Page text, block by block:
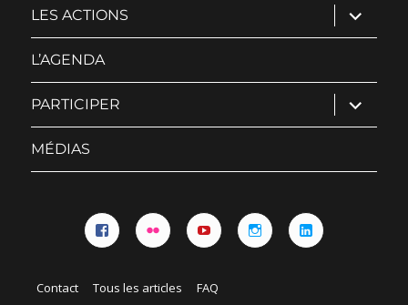
LES ACTIONS ouvrir
le
sous-
L’AGENDA
PARTICIPER ouvrir
le
sous-
MÉDIAS
Contact Tous les articles
FAQ